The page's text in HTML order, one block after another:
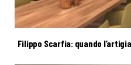
Filippo Scarfia: quando